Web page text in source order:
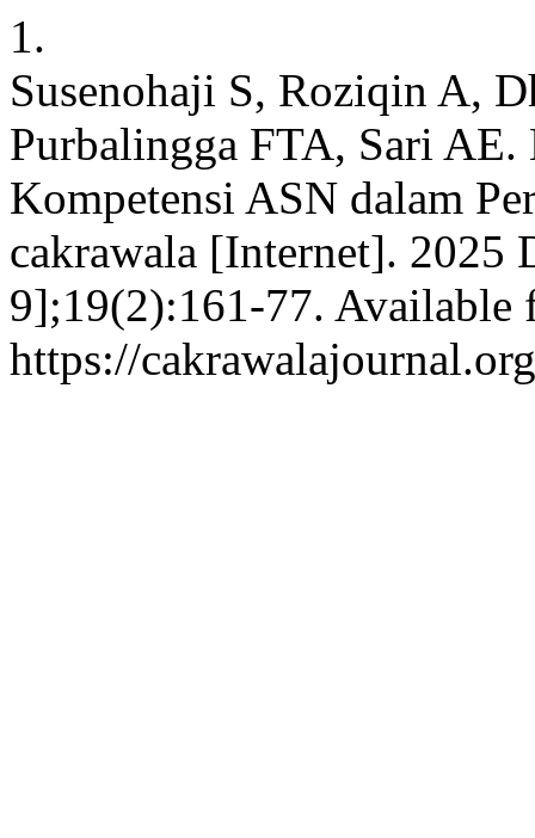
1.
Susenohaji S, Roziqin A,
Purbalingga FTA, Sari AE.
Kompetensi ASN dalam
cakrawala [Internet]. 2025
9];19(2):161-77. Available
https://